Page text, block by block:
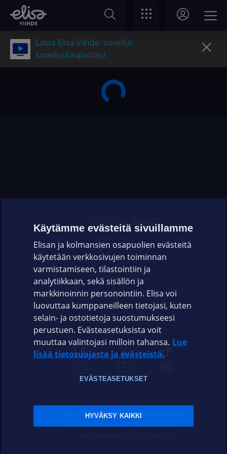
Lataa Elisa Viihde -sovellus
sovelluskaupastasi
OHJEET JA VINKIT
OMAYHTEISÖ
VIANSELVITYS
ASIAKASPALVELU
ELISA.FI
Sopimusehdot Tietosuoja Evästeasetukset
Sääntelyviranomaiset Saavutettavuus
Käytämme evästeitä sivuillamme
Elisan ja kolmansien osapuolien evästeitä
käytetään verkkosivujen toiminnan
varmistamiseen, tilastointiin ja
analytiikkaan, sekä sisällön ja
markkinoinnin personointiin. Elisa voi
luovuttaa kumppaneilleen tietojasi, kuten
selain- ja ostotietoja suostumukseesi
perustuen. Evästeasetuksista voit
muuttaa valintojasi milloin tahansa. Lue
lisää tietosuojasta ja evästeistä.
EVÄSTEASETUKSET
HYVÄKSY KAIKKI